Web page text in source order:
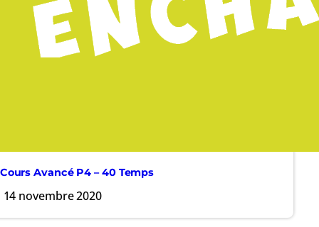
Cours Avancé P4 – 40 Temps
14 novembre 2020